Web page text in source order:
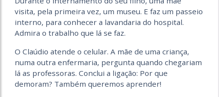
visita, pela primeira vez, um museu. E faz um passeio
interno, para conhecer a lavandaria do hospital.
Admira o trabalho que lá se faz.
O Claúdio atende o celular. A mãe de uma criança,
numa outra enfermaria, pergunta quando chegariam
lá as professoras. Conclui a ligação: Por que
demoram? Também queremos aprender!